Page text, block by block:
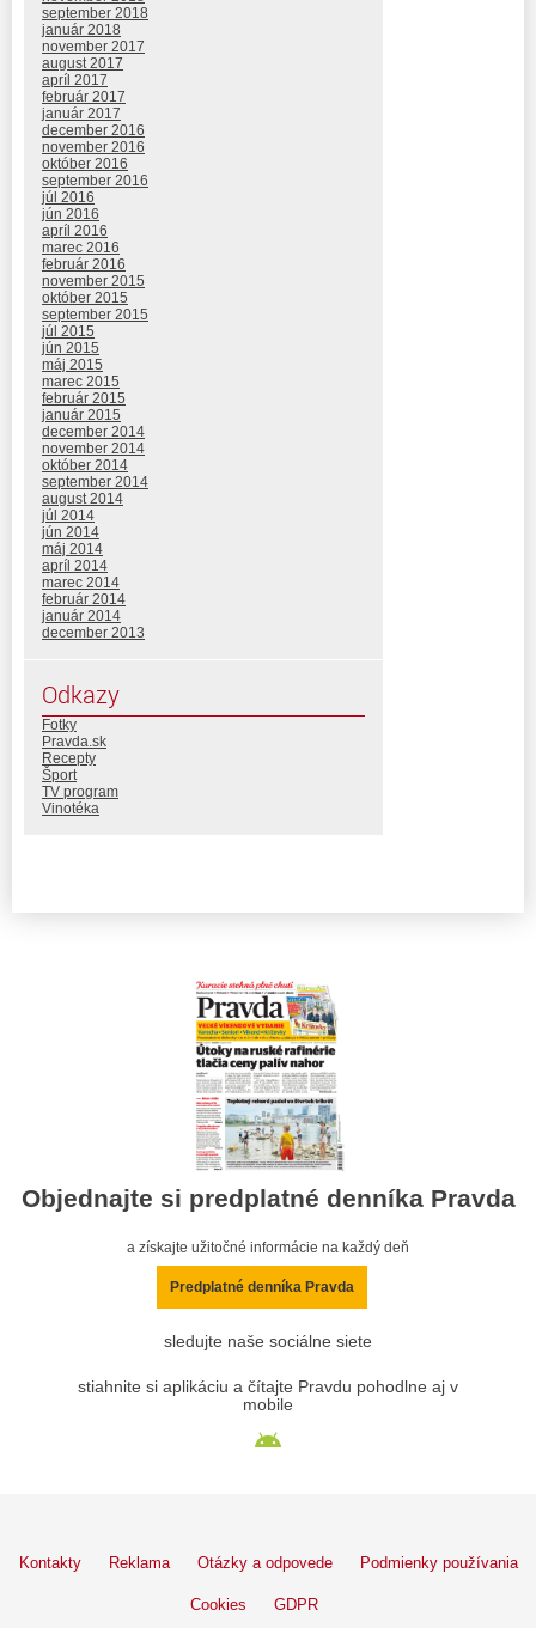
september 2018
január 2018
november 2017
august 2017
apríl 2017
február 2017
január 2017
december 2016
november 2016
október 2016
september 2016
júl 2016
jún 2016
apríl 2016
marec 2016
február 2016
november 2015
október 2015
september 2015
júl 2015
jún 2015
máj 2015
marec 2015
február 2015
január 2015
december 2014
november 2014
október 2014
september 2014
august 2014
júl 2014
jún 2014
máj 2014
apríl 2014
marec 2014
február 2014
január 2014
december 2013
Odkazy
Fotky
Pravda.sk
Recepty
Šport
TV program
Vinotéka
Objednajte si predplatné denníka Pravda
a získajte užitočné informácie na každý deň
Predplatné denníka Pravda
sledujte naše sociálne siete
stiahnite si aplikáciu a čítajte Pravdu pohodlne aj v
mobile
Kontakty Reklama Otázky a odpovede Podmienky používania
Cookies GDPR